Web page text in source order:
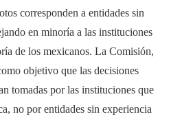
corresponden a entidades sin
en minoría a las instituciones
de los mexicanos. La Comisión,
objetivo que las decisiones
tomadas por las instituciones que
no por entidades sin experiencia